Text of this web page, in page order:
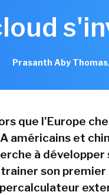
Prasanth Aby
que l'Europe
américains et
à développer
son premier